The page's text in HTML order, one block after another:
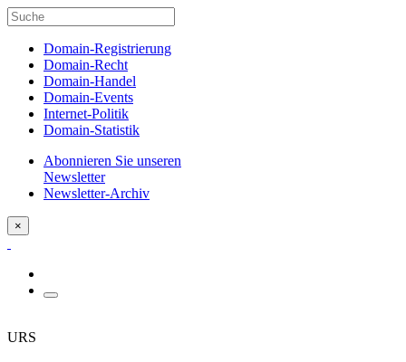
Domain-Registrierung
Domain-Recht
Domain-Handel
Domain-Events
Internet-Politik
Domain-Statistik
Abonnieren Sie unseren
Newsletter
Newsletter-Archiv
×
URS